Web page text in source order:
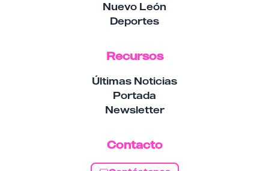
Nuevo León
Deportes
Recursos
Últimas Noticias
Portada
Newsletter
Contacto